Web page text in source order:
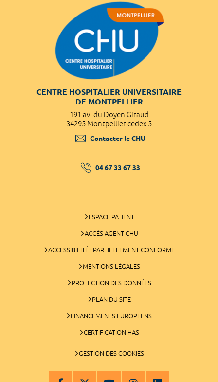
CENTRE HOSPITALIER UNIVERSITAIRE
DE MONTPELLIER
191 av. du Doyen Giraud
34295 Montpellier cedex 5
Contacter le CHU
04 67 33 67 33
ESPACE PATIENT
ACCÈS AGENT CHU
ACCESSIBILITÉ : PARTIELLEMENT CONFORME
MENTIONS LÉGALES
PROTECTION DES DONNÉES
PLAN DU SITE
FINANCEMENTS EUROPÉENS
CERTIFICATION HAS
GESTION DES COOKIES